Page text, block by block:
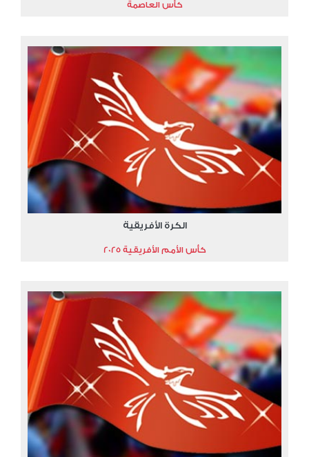
كأس العاصمة
الكرة الأفريقية
كأس الأمم الأفريقية 2025